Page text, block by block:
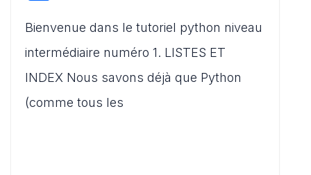
s
A
p
p
e
b
o
o
l
di
t
o
o
ta
g
er
Bienvenue dans le tutoriel python niveau
intermédiaire numéro 1. LISTES ET
INDEX Nous savons déjà que Python
(comme tous les